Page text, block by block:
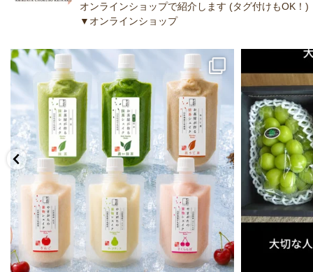
オンラインショップで紹介します (タグ付けもOK！)
▼オンラインショップ